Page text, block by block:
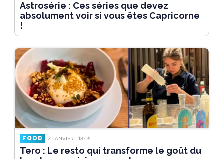
Astrosérie : Ces séries que devez
absolument voir si vous êtes Capricorne
!
FOOD 2 JANVIER - 18:05
Tero : Le resto qui transforme le goût du